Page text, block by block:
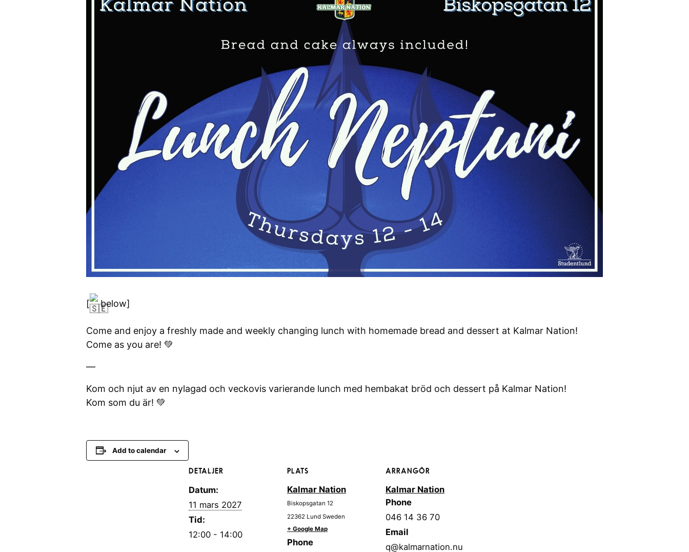
[ below]
Come and enjoy a freshly made and weekly changing lunch with homemade bread and dessert at Kalmar Nation!
Come as you are! 💚
—
Kom och njut av en nylagad och veckovis varierande lunch med hembakat bröd och dessert på Kalmar Nation!
Kom som du är! 💚
Add to calendar
DETALJER
Datum:
11 mars 2027
Tid:
12:00 - 14:00
PLATS
Kalmar Nation
Biskopsgatan 12
22362 Lund Sweden
+ Google Map
Phone
ARRANGÖR
Kalmar Nation
Phone
046 14 36 70
Email
q@kalmarnation.nu